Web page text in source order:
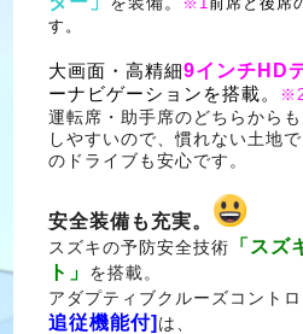
す。
大画面・高精細9インチHD
ーナビゲーションを搭載。
※
運転席・助手席のどちらから
しやすいので、慣れない土地で
のドライブも安心です。
安全装備も充実。
スズキの予防安全技術 「スズ
ト」
を搭載。
アダプティブクルーズコント
追従機能付] は、